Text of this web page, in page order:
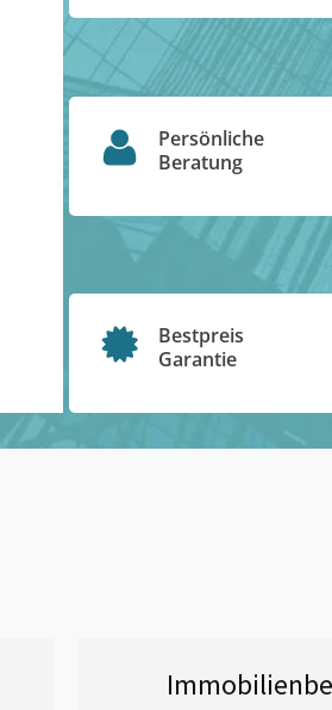
Persönliche
Beratung
Bestpreis
Garantie